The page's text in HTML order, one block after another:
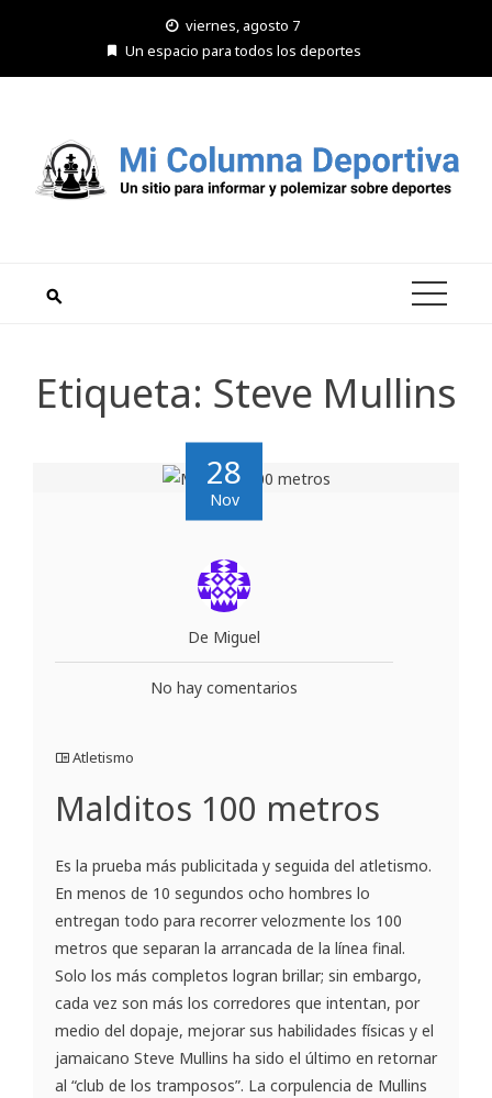
viernes, agosto 7
Un espacio para todos los deportes
Etiqueta: Steve Mullins
28
Nov
De Miguel
No hay comentarios
Atletismo
Malditos 100 metros
Es la prueba más publicitada y seguida del atletismo.
En menos de 10 segundos ocho hombres lo
entregan todo para recorrer velozmente los 100
metros que separan la arrancada de la línea final.
Solo los más completos logran brillar; sin embargo,
cada vez son más los corredores que intentan, por
medio del dopaje, mejorar sus habilidades físicas y el
jamaicano Steve Mullins ha sido el último en retornar
al “club de los tramposos”. La corpulencia de Mullins